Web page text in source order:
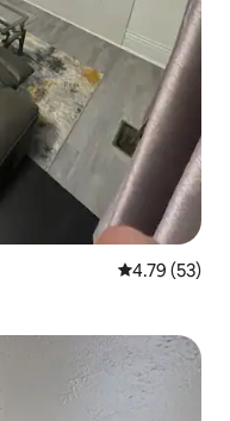
レビュー53
4.79 (53)